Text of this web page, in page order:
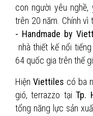
con người yêu nghề,
trên 20 năm. Chính vì
- Handmade by
nhà thiết kế nổi
64 quốc gia trên thế
Hiện Viettiles có ba
gió, terrazzo tạiTp.
tổng năng lực sản